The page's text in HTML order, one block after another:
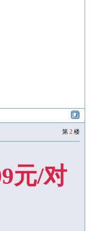
第 2楼
元/对